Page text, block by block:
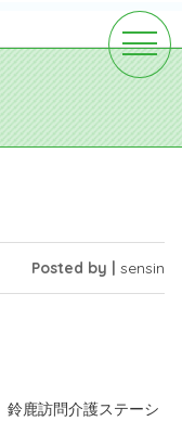
toggle
Posted by | sensin
鈴鹿訪問介護ステーシ